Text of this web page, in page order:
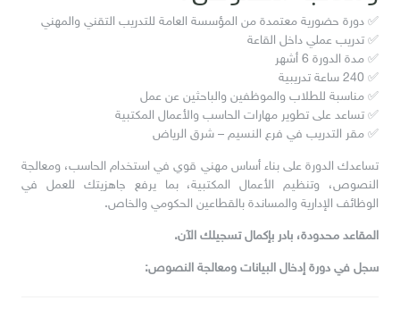
✅ دورة حضورية معتمدة من المؤسسة العامة للتدريب التقني والمهني
✅ تدريب عملي داخل القاعة
✅ مدة الدورة 6 أشهر
✅ 240 ساعة تدريبية
✅ مناسبة للطلاب والموظفين والباحثين عن عمل
✅ تساعد على تطوير مهارات الحاسب والأعمال المكتبية
✅ مقر التدريب في فرع النسيم – شرق الرياض
تساعدك الدورة على بناء أساس مهني قوي في استخدام الحاسب، ومعالجة
النصوص، وتنظيم الأعمال المكتبية، بما يرفع جاهزيتك للعمل في
الوظائف الإدارية والمساندة بالقطاعين الحكومي والخاص.
المقاعد محدودة، بادر بإكمال تسجيلك الآن.
سجل في دورة إدخال البيانات ومعالجة النصوص: